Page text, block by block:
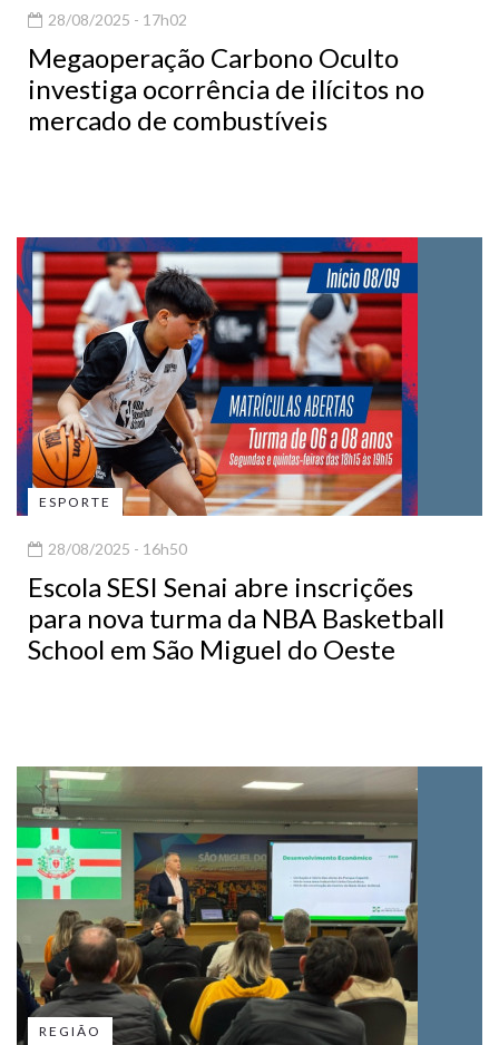
28/08/2025 - 17h02
Megaoperação Carbono Oculto
investiga ocorrência de ilícitos no
mercado de combustíveis
ESPORTE
28/08/2025 - 16h50
Escola SESI Senai abre inscrições
para nova turma da NBA Basketball
School em São Miguel do Oeste
REGIÃO